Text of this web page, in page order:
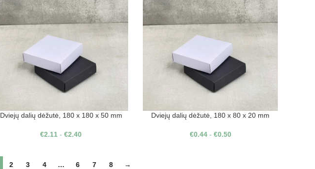
Dviejų dalių dėžutė, 180 x 180 x 50 mm
€2.11 -€2.40
Dviejų dalių dėžutė, 180 x 80 x 20 mm
€0.44- €0.50
2 3 4 … 6 7 8 →